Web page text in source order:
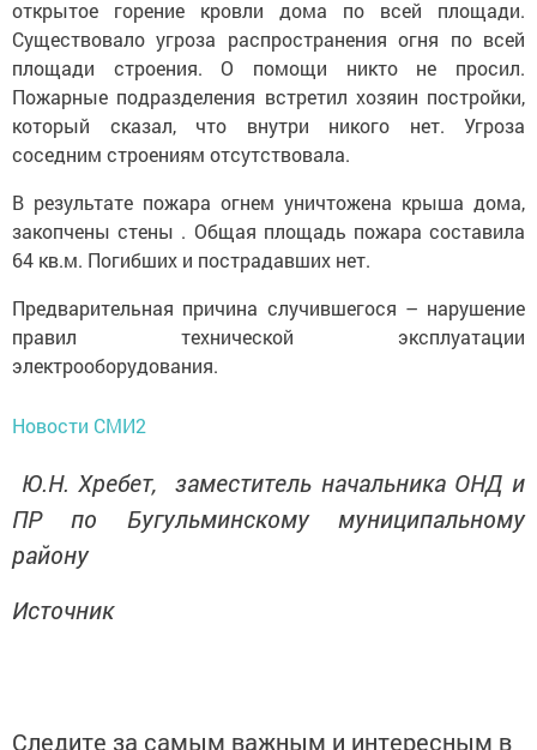
открытое горение кровли дома по всей площади.
Существовало угроза распространения огня по всей
площади строения. О помощи никто не просил.
Пожарные подразделения встретил хозяин постройки,
который сказал, что внутри никого нет. Угроза
соседним строениям отсутствовала.
В результате пожара огнем уничтожена крыша дома,
закопчены стены . Общая площадь пожара составила
64 кв.м. Погибших и пострадавших нет.
Предварительная причина случившегося – нарушение
правил технической эксплуатации
электрооборудования.
Новости СМИ2
Ю.Н. Хребет, заместитель начальника ОНД и
ПР по Бугульминскому муниципальному
району
Источник
Следите за самым важным и интересным в